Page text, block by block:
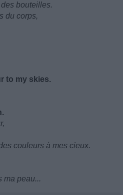
bouteilles.
du corps,
to my skies.
couleurs à mes cieux.
ma peau...